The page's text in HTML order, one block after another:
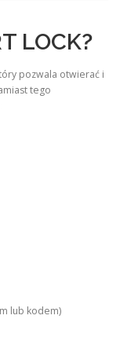
LOCK?
pozwala otwierać i
tego
lub kodem)